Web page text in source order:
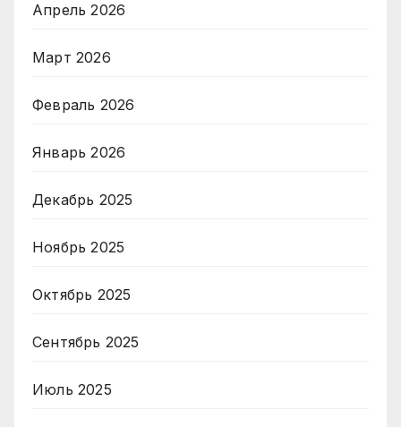
Апрель 2026
Март 2026
Февраль 2026
Январь 2026
Декабрь 2025
Ноябрь 2025
Октябрь 2025
Сентябрь 2025
Июль 2025